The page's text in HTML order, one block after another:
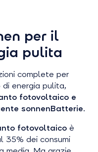
per il
pulita
complete per
di energia pulita,
fotovoltaico e
sonnenBatterie.
fotovoltaico è
35% dei consumi